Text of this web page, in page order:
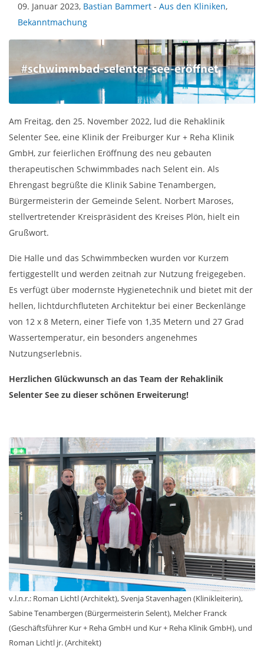
09. Januar 2023, Bastian Bammert - Aus den Kliniken,
Bekanntmachung
Am Freitag, den 25. November 2022, lud die Rehaklinik
Selenter See, eine Klinik der Freiburger Kur + Reha Klinik
GmbH, zur feierlichen Eröffnung des neu gebauten
therapeutischen Schwimmbades nach Selent ein. Als
Ehrengast begrüßte die Klinik Sabine Tenambergen,
Bürgermeisterin der Gemeinde Selent. Norbert Maroses,
stellvertretender Kreispräsident des Kreises Plön, hielt ein
Grußwort.
Die Halle und das Schwimmbecken wurden vor Kurzem
fertiggestellt und werden zeitnah zur Nutzung freigegeben.
Es verfügt über modernste Hygienetechnik und bietet mit der
hellen, lichtdurchfluteten Architektur bei einer Beckenlänge
von 12 x 8 Metern, einer Tiefe von 1,35 Metern und 27 Grad
Wassertemperatur, ein besonders angenehmes
Nutzungserlebnis.
Herzlichen Glückwunsch an das Team der Rehaklinik
Selenter See zu dieser schönen Erweiterung!
v.l.n.r.: Roman Lichtl (Architekt), Svenja Stavenhagen (Klinikleiterin),
Sabine Tenambergen (Bürgermeisterin Selent), Melcher Franck
(Geschäftsführer Kur + Reha GmbH und Kur + Reha Klinik GmbH), und
Roman Lichtl jr. (Architekt)